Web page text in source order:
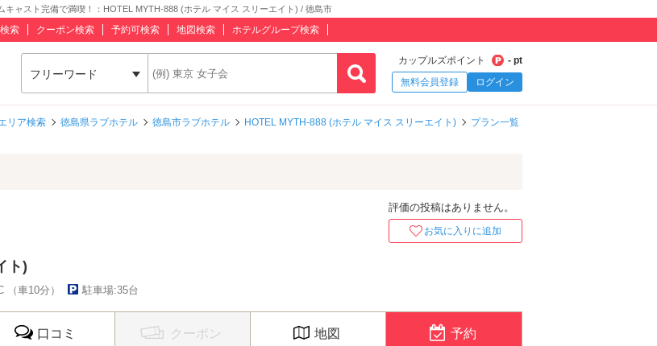
ャスト完備で満喫！：HOTEL MYTH-888 (ホテル マイス スリーエイト) / 徳島市
索 クーポン検索 予約可検索 地図検索 ホテルグループ検索
フリーワード
カップルズポイント
- pt
無料会員登録
ログイン
リア検索 徳島県ラブホテル 徳島市ラブホテル HOTEL MYTH-888 (ホテル マイス スリーエイト)
プラン一覧
ト)
（車10分） 駐車場:35台
評価の投稿はありません。
お気に入りに追加
口コミ クーポン 地図 予約